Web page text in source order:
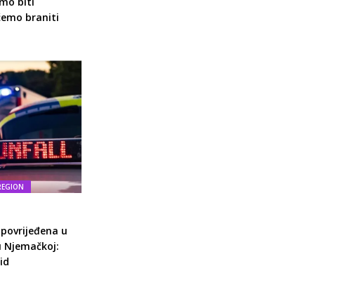
braniti
u
Njemačkoj: